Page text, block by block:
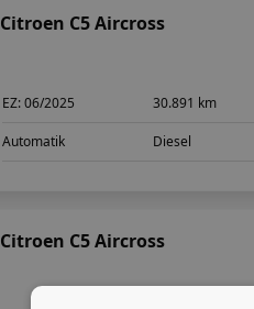
Citroen C5 Aircross
EZ:06/2025 30.891 km
Automatik Diesel
Citroen C5 Aircross